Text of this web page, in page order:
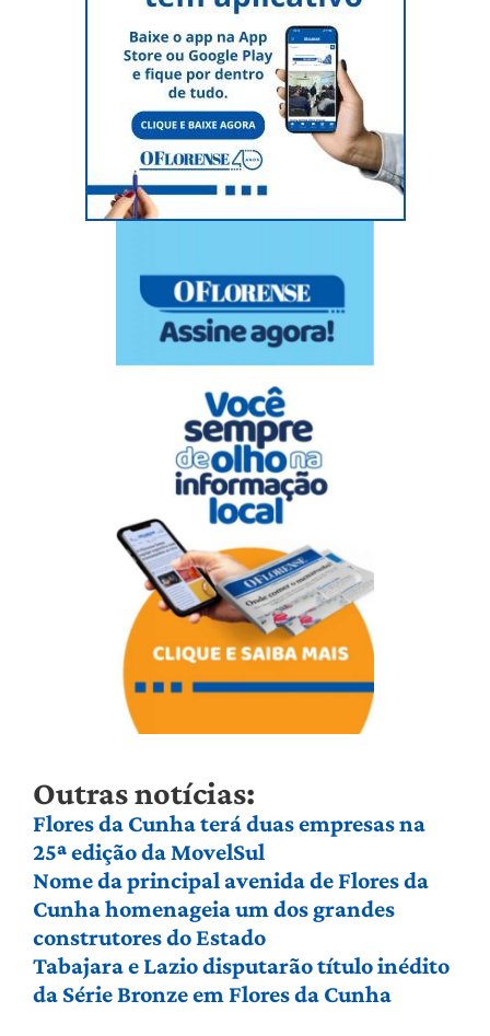
Outras notícias:
Flores da Cunha terá duas empresas na
25ª edição da MovelSul
Nome da principal avenida de Flores da
Cunha homenageia um dos grandes
construtores do Estado
Tabajara e Lazio disputarão título inédito
da Série Bronze em Flores da Cunha